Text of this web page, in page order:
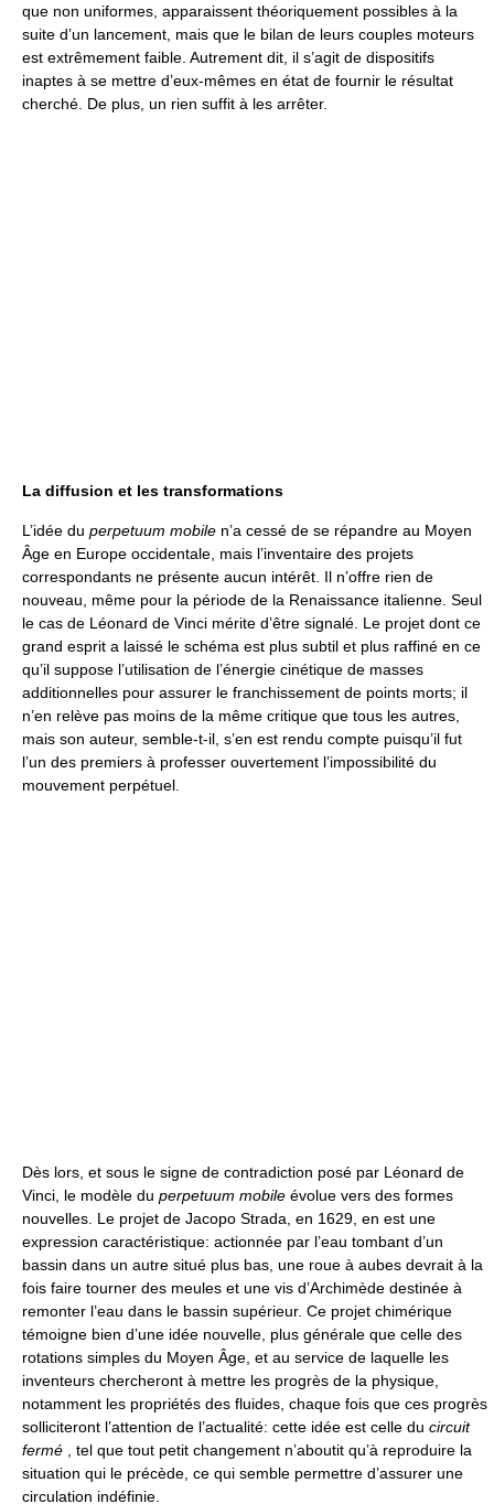
que non uniformes, apparaissent théoriquement possibles à la
suite d’un lancement, mais que le bilan de leurs couples moteurs
est extrêmement faible. Autrement dit, il s’agit de dispositifs
inaptes à se mettre d’eux-mêmes en état de fournir le résultat
cherché. De plus, un rien suffit à les arrêter.
La diffusion et les transformations
L’idée du perpetuum mobile n’a cessé de se répandre au Moyen
Âge en Europe occidentale, mais l’inventaire des projets
correspondants ne présente aucun intérêt. Il n’offre rien de
nouveau, même pour la période de la Renaissance italienne. Seul
le cas de Léonard de Vinci mérite d’être signalé. Le projet dont ce
grand esprit a laissé le schéma est plus subtil et plus raffiné en ce
qu’il suppose l’utilisation de l’énergie cinétique de masses
additionnelles pour assurer le franchissement de points morts; il
n’en relève pas moins de la même critique que tous les autres,
mais son auteur, semble-t-il, s’en est rendu compte puisqu’il fut
l’un des premiers à professer ouvertement l’impossibilité du
mouvement perpétuel.
Dès lors, et sous le signe de contradiction posé par Léonard de
Vinci, le modèle du perpetuum mobile évolue vers des formes
nouvelles. Le projet de Jacopo Strada, en 1629, en est une
expression caractéristique: actionnée par l’eau tombant d’un
bassin dans un autre situé plus bas, une roue à aubes devrait à la
fois faire tourner des meules et une vis d’Archimède destinée à
remonter l’eau dans le bassin supérieur. Ce projet chimérique
témoigne bien d’une idée nouvelle, plus générale que celle des
rotations simples du Moyen Âge, et au service de laquelle les
inventeurs chercheront à mettre les progrès de la physique,
notamment les propriétés des fluides, chaque fois que ces progrès
solliciteront l’attention de l’actualité: cette idée est celle du circuit
fermé , tel que tout petit changement n’aboutit qu’à reproduire la
situation qui le précède, ce qui semble permettre d’assurer une
circulation indéfinie.